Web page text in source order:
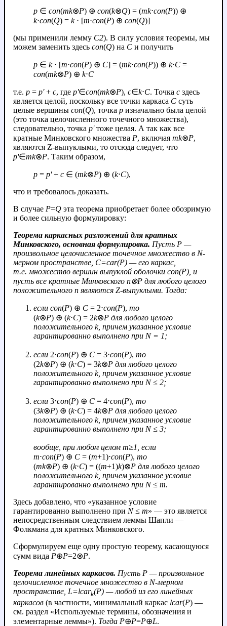
p ∈ con(mk⊗P) ⊕ con(k⊗Q) = (mk⋅con(P)) ⊕
k⋅con(Q) = k⋅ [m⋅con(P) ⊕ con(Q)]
(мы применили лемму C2). В силу условия теоремы, мы
можем заменить здесь con(Q) на C и получить
p ∈ k⋅ [m⋅con(P) ⊕ С] = (mk⋅con(P)) ⊕ k⋅С =
con(mk⊗P) ⊕ k⋅С
т.е. p = p'+ c, где p'∈con(mk⊗P), c∈k⋅С. Точка c здесь
является целой, поскольку все точки каркаса C суть
целые вершины con(Q), точка p изначально была целой
(это точка целочисленного точечного множества),
следовательно, точка p'тоже целая. А так как все
кратные Минковского множества P, включая mk⊗P,
являются Z-выпуклыми, то отсюда следует, что
p'∈mk⊗P. Таким образом,
p = p'+ c ∈ (mk⊗P) ⊕ (k⋅С),
что и требовалось доказать.
В случае P=Q эта теорема приобретает более обозримую
и более сильную формулировку:
Теорема каркасных разложений для кратных
Минковского, основная формулировка. Пусть P —
произвольное целочисленное точечное множество в N-
мерном пространстве, C=car(P) — его каркас,
т.е. множество вершин выпуклой оболочки con(P), и
пусть все кратные Минковского n⊗P для любого целого
положительного n являются Z-выпуклыми. Тогда:
если con(P) ⊕ C = 2⋅con(P), то
(k⊗P) ⊕ (k⋅C) = 2k⊗P для любого целого
положительного k, причем указанное условие
гарантированно выполнено при N= 1;
если 2⋅con(P) ⊕ C = 3⋅con(P), то
(2k⊗P) ⊕ (k⋅C) = 3k⊗P для любого целого
положительного k, причем указанное условие
гарантированно выполнено при N≤ 2;
если 3⋅con(P) ⊕ C = 4⋅con(P), то
(3k⊗P) ⊕ (k⋅C) = 4k⊗P для любого целого
положительного k, причем указанное условие
гарантированно выполнено при N≤ 3;
вообще, при любом целом m≥1, если
m⋅con(P) ⊕ C = (m+1)⋅con(P), то
(mk⊗P) ⊕ (k⋅C) = ((m+1)k)⊗P для любого целого
положительного k, причем указанное условие
гарантированно выполнено при N≤ m.
Здесь добавлено, что «указанное условие
гарантированно выполнено при N≤ m» — это является
непосредственным следствием леммы Шапли —
Фолкмана для кратных Минковского.
Сформулируем еще одну простую теорему, касающуюся
сумм вида P⊕P=2⊗P.
Теорема линейных каркасов. Пусть P — произвольное
целочисленное точечное множество в N-мерном
пространстве, L=lcark(P) — любой из его линейных
каркасов (в частности, минимальный каркас lcar(P) —
см. раздел «Используемые термины, обозначения и
элементарные леммы»). Тогда P⊕P=P⊕L.